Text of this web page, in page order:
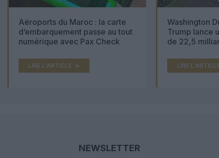
Aéroports du Maroc : la carte
d’embarquement passe au tout
numérique avec Pax Check
LIRE L'ARTICLE
Washington
Trump lance
de 22,5
LIRE
NEWSLETTER